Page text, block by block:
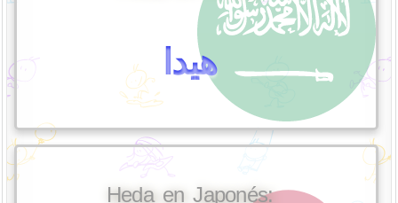
هيدا
Heda en Japonés: